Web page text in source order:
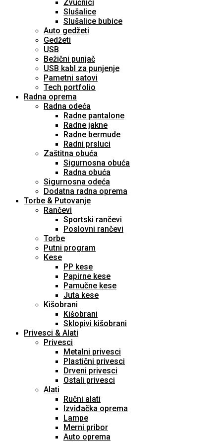
Zvučnici
Slušalice
Slušalice bubice
Auto gedžeti
Gedžeti
USB
Bežični punjač
USB kabl za punjenje
Pametni satovi
Tech portfolio
Radna oprema
Radna odeća
Radne pantalone
Radne jakne
Radne bermude
Radni prsluci
Zaštitna obuća
Sigurnosna obuća
Radna obuća
Sigurnosna odeća
Dodatna radna oprema
Torbe & Putovanje
Rančevi
Sportski rančevi
Poslovni rančevi
Torbe
Putni program
Kese
PP kese
Papirne kese
Pamučne kese
Juta kese
Kišobrani
Kišobrani
Sklopivi kišobrani
Privesci & Alati
Privesci
Metalni privesci
Plastični privesci
Drveni privesci
Ostali privesci
Alati
Ručni alati
Izviđačka oprema
Lampe
Merni pribor
Auto oprema